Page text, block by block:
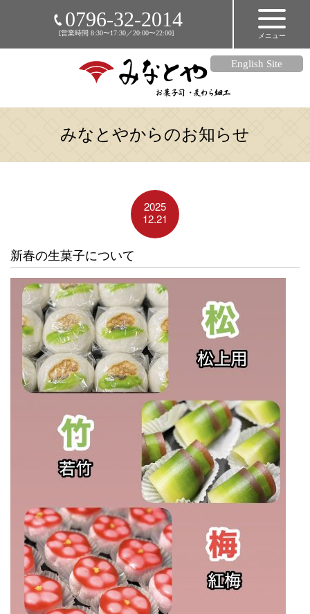
0796-32-2014
[営業時間 8:30〜17:30／20:00〜22:00] メニュー
English Site
HOME
店舗のご案内
商品のご紹介
麦わら細工
メディア掲載情報
お知らせ
リンク集
オンラインショップ
みなとやからのお知らせ
2025
12.21
新春の生菓子について